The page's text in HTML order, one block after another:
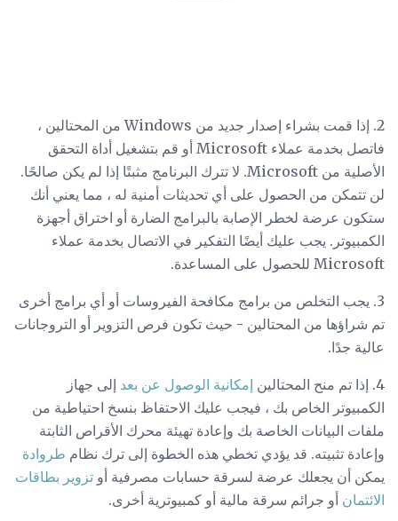
2. إذا قمت بشراء إصدار جديد من Windows من المحتالين ،
فاتصل بخدمة عملاء Microsoft أو قم بتشغيل أداة التحقق
الأصلية من Microsoft. لا تترك البرنامج مثبتًا إذا لم يكن صالحًا.
لن تتمكن من الحصول على أي تحديثات أمنية له ، مما يعني أنك
ستكون عرضة لخطر الإصابة بالبرامج الضارة أو اختراق أجهزة
الكمبيوتر. يجب عليك أيضًا التفكير في الاتصال بخدمة عملاء
Microsoft للحصول على المساعدة.
3. يجب التخلص من برامج مكافحة الفيروسات أو أي برامج أخرى
تم شراؤها من المحتالين - حيث تكون فرص التزوير أو التروجانات
عالية جدًا.
4. إذا تم منح المحتالين إمكانية الوصول عن بعد إلى جهاز
الكمبيوتر الخاص بك ، فيجب عليك الاحتفاظ بنسخ احتياطية من
ملفات البيانات الخاصة بك وإعادة تهيئة محرك الأقراص الثابتة
وإعادة تثبيته. قد يؤدي تخطي هذه الخطوة إلى ترك نظام طروادة
يمكن أن يجعلك عرضة لسرقة حسابات مصرفية أو تزوير بطاقات
الائتمان أو جرائم سرقة مالية أو كمبيوترية أخرى.